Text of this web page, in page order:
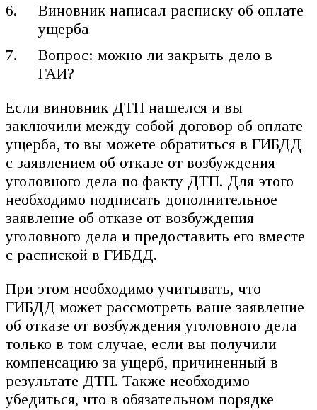
Виновник написал расписку об оплате
ущерба
Вопрос: можно ли закрыть дело в
ГАИ?
Если виновник ДТП нашелся и вы
заключили между собой договор об оплате
ущерба, то вы можете обратиться в ГИБДД
с заявлением об отказе от возбуждения
уголовного дела по факту ДТП. Для этого
необходимо подписать дополнительное
заявление об отказе от возбуждения
уголовного дела и предоставить его вместе
с распиской в ГИБДД.
При этом необходимо учитывать, что
ГИБДД может рассмотреть ваше заявление
об отказе от возбуждения уголовного дела
только в том случае, если вы получили
компенсацию за ущерб, причиненный в
результате ДТП. Также необходимо
убедиться, что в обязательном порядке